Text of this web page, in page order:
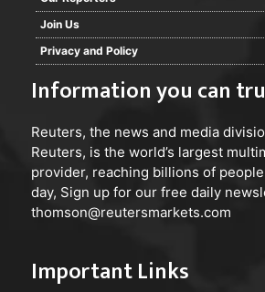
Join Us
Privacy and Policy
Information you can
Reuters, the news and media
Reuters, is the world’s largest
provider, reaching billions of
day, Sign up for our free daily
thomson@reutersmarkets.com
Important Links